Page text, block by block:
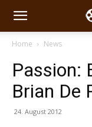
Home News
Passion:
Brian De
24. August 2012